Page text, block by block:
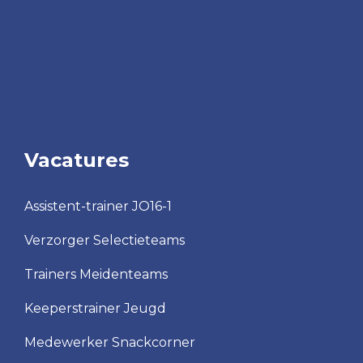
Vacatures
Assistent-trainer JO16-1
Verzorger Selectieteams
Trainers Meidenteams
Keeperstrainer Jeugd
Medewerker Snackcorner